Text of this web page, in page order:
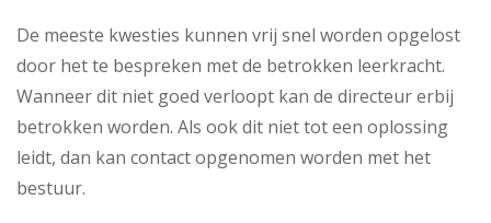
De meeste kwesties kunnen vrij snel worden opgelost
door het te bespreken met de betrokken leerkracht.
Wanneer dit niet goed verloopt kan de directeur erbij
betrokken worden. Als ook dit niet tot een oplossing
leidt, dan kan contact opgenomen worden met het
bestuur.